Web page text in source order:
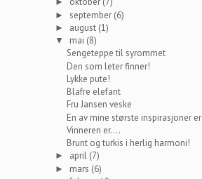
► september (6)
► august (1)
▼ mai (8)
Sengeteppe til syrommet
Den som leter finner!
Lykke pute!
Blafre elefant
Fru Jansen veske
En av mine største inspirasjoner er
Vinneren er....
Brunt og turkis i herlig harmoni!
► april (7)
► mars (6)